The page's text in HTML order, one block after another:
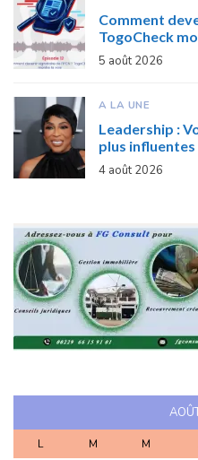
Comment
TogoCheck
5 août 2026
A LA UNE
Leadership :
plus influentes
4 août 2026
L M M